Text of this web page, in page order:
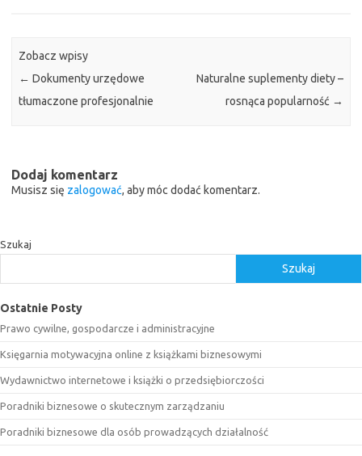
Zobacz wpisy
← Dokumenty urzędowe
tłumaczone profesjonalnie
Naturalne suplementy diety –
rosnąca popularność →
Dodaj komentarz
Musisz się zalogować, aby móc dodać komentarz.
Szukaj
Szukaj
Ostatnie Posty
Prawo cywilne, gospodarcze i administracyjne
Księgarnia motywacyjna online z książkami biznesowymi
Wydawnictwo internetowe i książki o przedsiębiorczości
Poradniki biznesowe o skutecznym zarządzaniu
Poradniki biznesowe dla osób prowadzących działalność